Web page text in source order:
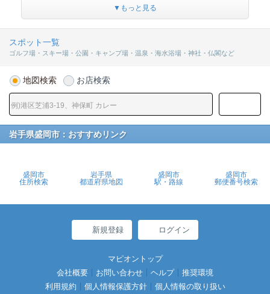
▼もっと見る
スポット一覧
ゴルフ場・スキー場・公園・キャンプ場・温泉・海水浴場・神社・仏閣など
地図検索 お店検索
岩手県盛岡市：おすすめリンク
盛岡市
住所検索
岩手県
都道府県地図
盛岡市
駅・路線
盛岡市
郵便番号検索
新規登録 ログイン
マピオントップ
会社概要
お問い合わせ ヘルプ
推奨環境
利用規約
個人情報保護方針 個人情報の取り扱い